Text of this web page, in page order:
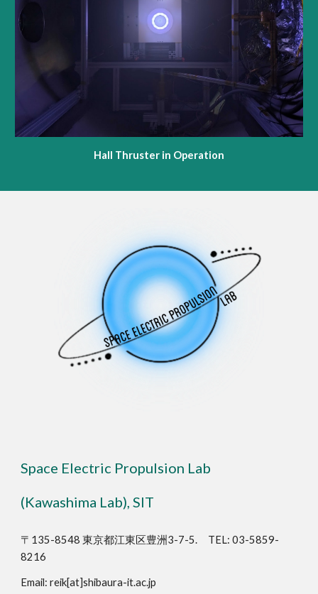
Hall Thruster in Operation
Space Electric Propulsion Lab
(Kawashima Lab), SIT
〒135-8548 東京都江東区豊洲3-7-5. TEL: 03-5859-
8216
Email: reik[at]shibaura-it.ac.jp